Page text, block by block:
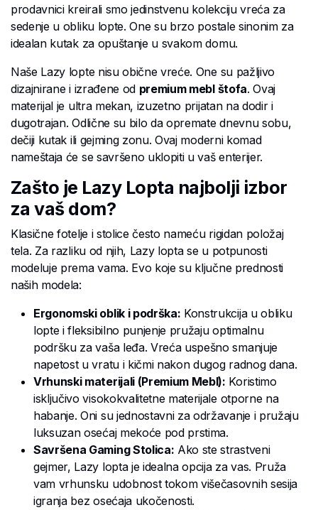
prodavnici kreirali smo jedinstvenu kolekciju vreća za
sedenje u obliku lopte. One su brzo postale sinonim za
idealan kutak za opuštanje u svakom domu.
Naše Lazy lopte nisu obične vreće. One su pažljivo
dizajnirane i izrađene od premium mebl štofa. Ovaj
materijal je ultra mekan, izuzetno prijatan na dodir i
dugotrajan. Odlične su bilo da opremate dnevnu sobu,
dečiji kutak ili gejming zonu. Ovaj moderni komad
nameštaja će se savršeno uklopiti u vaš enterijer.
Zašto je Lazy Lopta najbolji izbor
za vaš dom?
Klasične fotelje i stolice često nameću rigidan položaj
tela. Za razliku od njih, Lazy lopta se u potpunosti
modeluje prema vama. Evo koje su ključne prednosti
naših modela:
Ergonomski oblik i podrška: Konstrukcija u obliku
lopte i fleksibilno punjenje pružaju optimalnu
podršku za vaša leđa. Vreća uspešno smanjuje
napetost u vratu i kičmi nakon dugog radnog dana.
Vrhunski materijali (Premium Mebl): Koristimo
isključivo visokokvalitetne materijale otporne na
habanje. Oni su jednostavni za održavanje i pružaju
luksuzan osećaj mekoće pod prstima.
Savršena Gaming Stolica: Ako ste strastveni
gejmer, Lazy lopta je idealna opcija za vas. Pruža
vam vrhunsku udobnost tokom višečasovnih sesija
igranja bez osećaja ukočenosti.